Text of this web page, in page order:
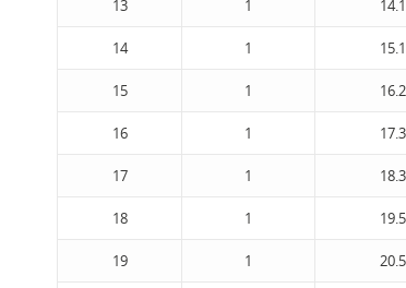
13 1 14.1
14 1 15.1
15 1 16.2
16 1 17.3
17 1 18.3
18 1 19.5
19 1 20.5